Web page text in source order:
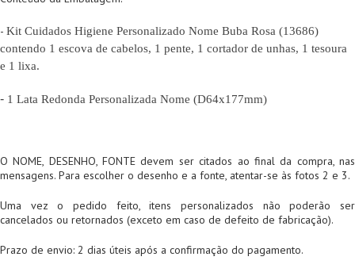
- Kit Cuidados Higiene Personalizado Nome Buba Rosa (13686)
contendo 1 escova de cabelos, 1 pente, 1 cortador de unhas, 1 tesoura
e 1 lixa.
- 1 Lata Redonda Personalizada Nome (D64x177mm)
O NOME, DESENHO, FONTE devem ser citados ao final da compra, nas
mensagens. Para escolher o desenho e a fonte, atentar-se às fotos 2 e 3.
Uma vez o pedido feito, itens personalizados não poderão ser
cancelados ou retornados (exceto em caso de defeito de fabricação).
Prazo de envio: 2 dias úteis após a confirmação do pagamento.